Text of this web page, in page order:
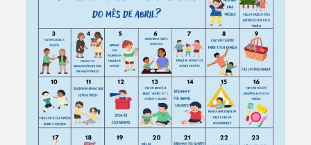
Categorias gerais
Filtros